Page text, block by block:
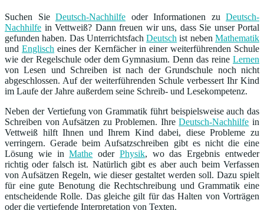
Suchen Sie Deutsch-Nachhilfe oder Informationen zu Deutsch-
Nachhilfe in Vettweiß? Dann freuen wir uns, dass Sie unser Portal
gefunden haben. Das UnterrichtsfachDeutsch ist nebenMathematik
undEnglisch eines der Kernfächer in einer weiterführenden Schule
wie der Regelschule oder dem Gymnasium. Denn das reine Lernen
von Lesen und Schreiben ist nach der Grundschule noch nicht
abgeschlossen. Auf der weiterführenden Schule verbessert Ihr Kind
im Laufe der Jahre außerdem seine Schreib- und Lesekompetenz.
Neben der Vertiefung von Grammatik führt beispielsweise auch das
Schreiben von Aufsätzen zu Problemen. IhreDeutsch-Nachhilfe in
Vettweiß hilft Ihnen und Ihrem Kind dabei, diese Probleme zu
verringern. Gerade beim Aufsatzschreiben gibt es nicht die eine
Lösung wie inMathe oder Physik, wo das Ergebnis entweder
richtig oder falsch ist. Natürlich gibt es aber auch beim Verfassen
von Aufsätzen Regeln, wie dieser gestaltet werden soll. Dazu spielt
für eine gute Benotung die Rechtschreibung und Grammatik eine
entscheidende Rolle. Das gleiche gilt für das Halten von Vorträgen
oder die vertiefende Interpretation von Texten.